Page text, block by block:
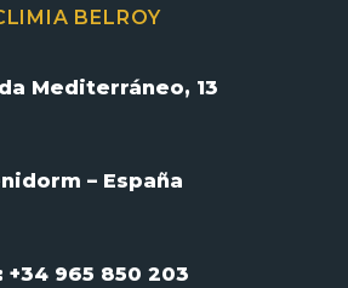
BELROY
Mediterráneo, 13
– España
+34 965 850 203